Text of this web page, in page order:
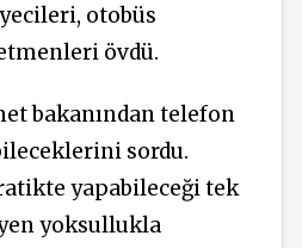
otobüs
övdü.
bakanından telefon
sordu.
yapabileceği tek
yoksullukla